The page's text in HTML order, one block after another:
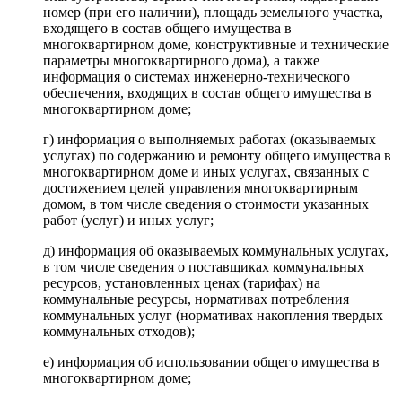
номер (при его наличии), площадь земельного участка,
входящего в состав общего имущества в
многоквартирном доме, конструктивные и технические
параметры многоквартирного дома), а также
информация о системах инженерно-технического
обеспечения, входящих в состав общего имущества в
многоквартирном доме;
г) информация о выполняемых работах (оказываемых
услугах) по содержанию и ремонту общего имущества в
многоквартирном доме и иных услугах, связанных с
достижением целей управления многоквартирным
домом, в том числе сведения о стоимости указанных
работ (услуг) и иных услуг;
д) информация об оказываемых коммунальных услугах,
в том числе сведения о поставщиках коммунальных
ресурсов, установленных ценах (тарифах) на
коммунальные ресурсы, нормативах потребления
коммунальных услуг (нормативах накопления твердых
коммунальных отходов);
е) информация об использовании общего имущества в
многоквартирном доме;